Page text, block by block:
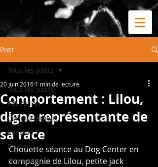
Post
Tous les posts
Education
Comportement
Pension
Piscine
Formation
Tous les posts
Comportement : Lilou,
digne représentante de
sa race
20 juin 2016 1 min de lecture
Chouette séance au Dog Center en
compagnie de Lilou, petite jack